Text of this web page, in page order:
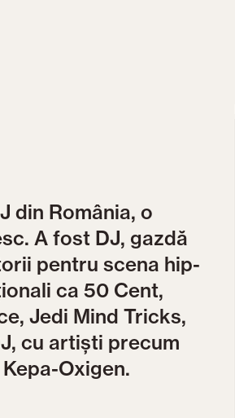
din România, o
A fost DJ, gazdă
pentru scena hip-
ca 50 Cent,
Jedi Mind Tricks,
cu artiști precum
Oxigen.